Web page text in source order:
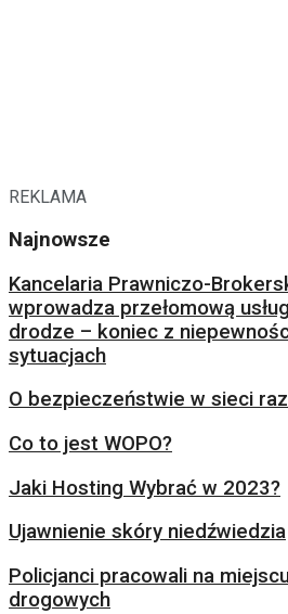
REKLAMA
Najnowsze
Kancelaria Prawniczo-
wprowadza przełomową
drodze – koniec z
sytuacjach
O bezpieczeństwie w sieci
Co to jest WOPO?
Jaki Hosting Wybrać w 2023?
Ujawnienie skóry niedźwiedzia
Policjanci pracowali na
drogowych